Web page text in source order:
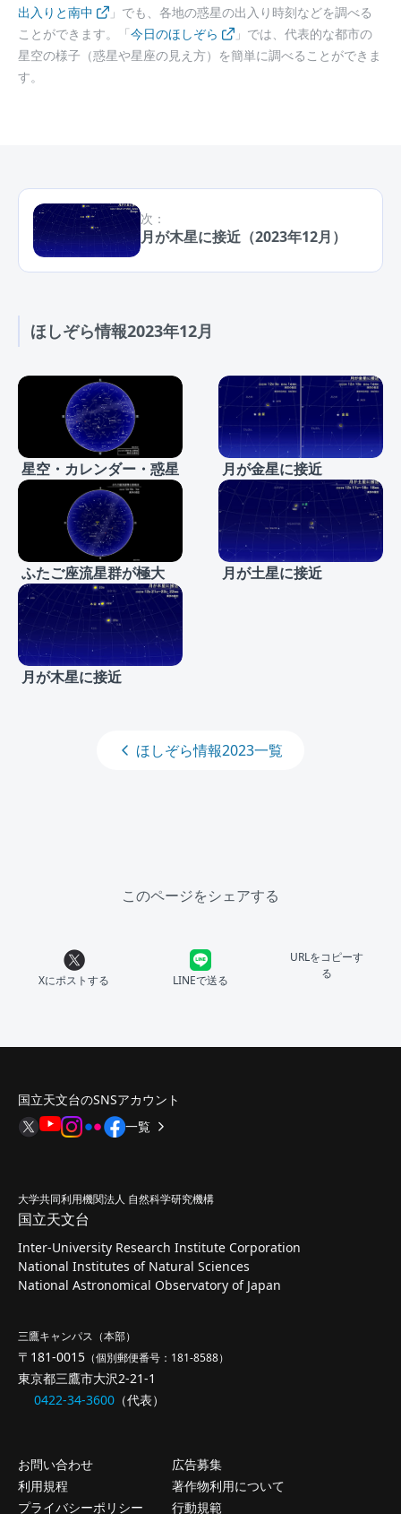
出入りと南中
」でも、各地の惑星の出入り時刻などを調べる
ことができます。「今日のほしぞら
」では、代表的な都市の
星空の様子（惑星や星座の見え方）を簡単に調べることができま
す。
次：
月が木星に接近（2023年12月）
ほしぞら情報2023年12月
星空・カレンダー・惑星 月が金星に接近
ふたご座流星群が極大 月が土星に接近
月が木星に接近
ほしぞら情報2023一覧
このページをシェアする
Xにポストする LINEで送る
URLをコピーす
る
国立天文台のSNSアカウント
一覧
大学共同利用機関法人 自然科学研究機構
国立天文台
Inter-University Research Institute Corporation
National Institutes of Natural Sciences
National Astronomical Observatory of Japan
三鷹キャンパス（本部）
〒181-0015 （個別郵便番号：181-8588）
東京都三鷹市大沢2-21-1
0422-34-3600 （代表）
お問い合わせ
広告募集
利用規程
著作物利用について
プライバシーポリシー
行動規範